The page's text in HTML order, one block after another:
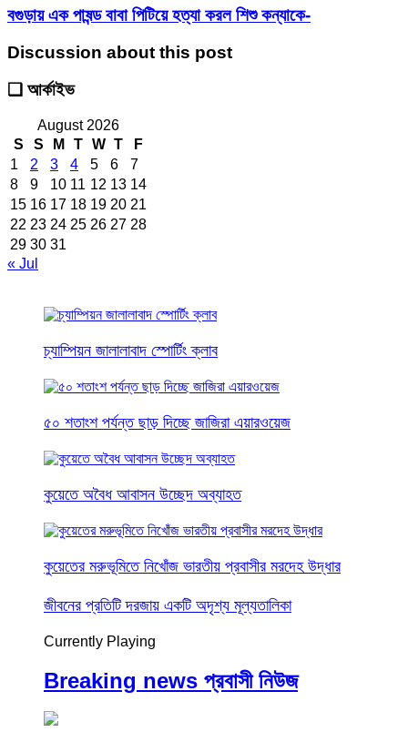
বগুড়ায় এক পাষন্ড বাবা পিটিয়ে হত্যা করল শিশু কন্যাকে-
Discussion about this post
❑ আর্কাইভ
August 2026
S
S M T W T
F
1
2 3 4 5 6
7
8
9 10 11 12 13 14
15 16 17 18 19 20 21
22 23 24 25 26 27 28
29 30 31
« Jul
চ্যাম্পিয়ন জালালাবাদ স্পোর্টিং ক্লাব
৫০ শতাংশ পর্যন্ত ছাড় দিচ্ছে জাজিরা এয়ারওয়েজ
কুয়েতে অবৈধ আবাসন উচ্ছেদ অব্যাহত
কুয়েতের মরুভূমিতে নিখোঁজ ভারতীয় প্রবাসীর মরদেহ উদ্ধার
জীবনের প্রতিটি দরজায় একটি অদৃশ্য মূল্যতালিকা
Currently Playing
Breaking news প্রবাসী নিউজ